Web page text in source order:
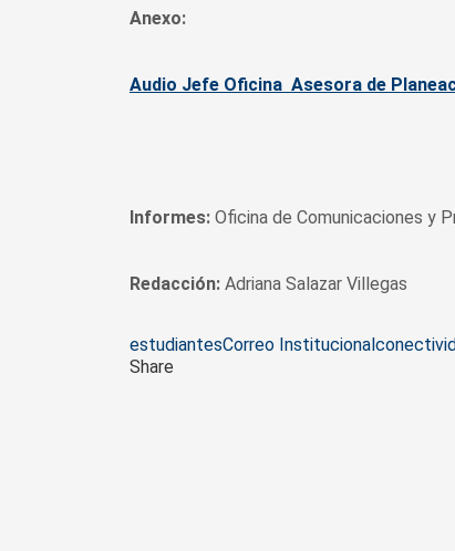
Anexo:
Audio Jefe Oficina Asesora de
Informes: Oficina de Comunicaciones y
Redacción: Adriana Salazar Villegas
Tags
estudiantesCorreo Institucional
Share